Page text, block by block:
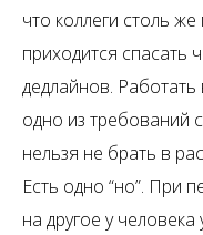
что коллеги столь
приходится спасать
дедлайнов. Работать
одно из требований
нельзя не брать в
Есть одно “но”. При
на другое у